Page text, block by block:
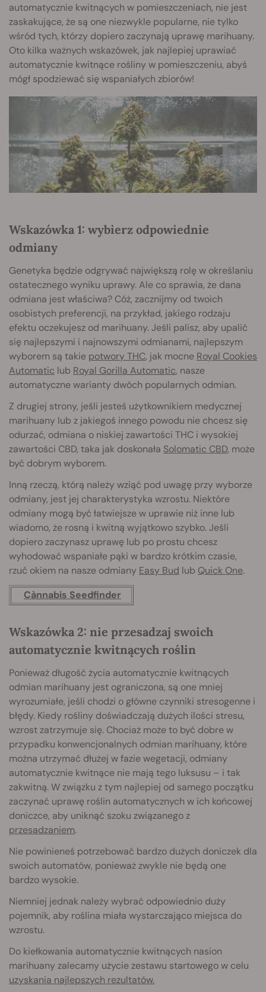
automatycznie kwitnących w pomieszczeniach, nie jest
zaskakujące, że są one niezwykle popularne, nie tylko
wśród tych, którzy dopiero zaczynają uprawę marihuany.
Oto kilka ważnych wskazówek, jak najlepiej uprawiać
automatycznie kwitnące rośliny w pomieszczeniu, abyś
mógł spodziewać się wspaniałych zbiorów!
Wskazówka 1: wybierz odpowiednie
odmiany
Genetyka będzie odgrywać największą rolę w określaniu
ostatecznego wyniku uprawy. Ale co sprawia, że dana
odmiana jest właściwa? Cóż, zacznijmy od twoich
osobistych preferencji, na przykład, jakiego rodzaju
efektu oczekujesz od marihuany. Jeśli palisz, aby upalić
się najlepszymi i najnowszymi odmianami, najlepszym
wyborem są takie potwory THC, jak mocne Royal Cookies
Automatic lub Royal Gorilla Automatic, nasze
automatyczne warianty dwóch popularnych odmian.
Z drugiej strony, jeśli jesteś użytkownikiem medycznej
marihuany lub z jakiegoś innego powodu nie chcesz się
odurzać, odmiana o niskiej zawartości THC i wysokiej
zawartości CBD, taka jak doskonała Solomatic CBD, może
być dobrym wyborem.
Inną rzeczą, którą należy wziąć pod uwagę przy wyborze
odmiany, jest jej charakterystyka wzrostu. Niektóre
odmiany mogą być łatwiejsze w uprawie niż inne lub
wiadomo, że rosną i kwitną wyjątkowo szybko. Jeśli
dopiero zaczynasz uprawę lub po prostu chcesz
wyhodować wspaniałe pąki w bardzo krótkim czasie,
rzuć okiem na nasze odmiany Easy Bud lub Quick One.
Cànnabis Seedfinder
Wskazówka 2: nie przesadzaj swoich
automatycznie kwitnących roślin
Ponieważ długość życia automatycznie kwitnących
odmian marihuany jest ograniczona, są one mniej
wyrozumiałe, jeśli chodzi o główne czynniki stresogenne i
błędy. Kiedy rośliny doświadczają dużych ilości stresu,
wzrost zatrzymuje się. Chociaż może to być dobre w
przypadku konwencjonalnych odmian marihuany, które
można utrzymać dłużej w fazie wegetacji, odmiany
automatycznie kwitnące nie mają tego luksusu – i tak
zakwitną. W związku z tym najlepiej od samego początku
zaczynać uprawę roślin automatycznych w ich końcowej
doniczce, aby uniknąć szoku związanego z
przesadzaniem.
Nie powinieneś potrzebować bardzo dużych doniczek dla
swoich automatów, ponieważ zwykle nie będą one
bardzo wysokie.
Niemniej jednak należy wybrać odpowiednio duży
pojemnik, aby roślina miała wystarczająco miejsca do
wzrostu.
Do kiełkowania automatycznie kwitnących nasion
marihuany zalecamy użycie zestawu startowego w celu
uzyskania najlepszych rezultatów.